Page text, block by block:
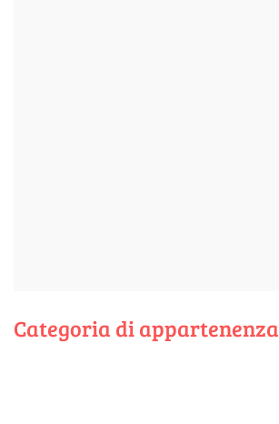
Categoria di appartenenza